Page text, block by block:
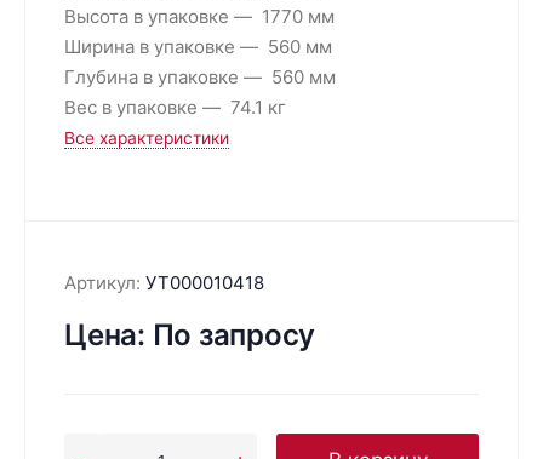
Высота в упаковке
1770 мм
Ширина в упаковке
560 мм
Глубина в упаковке
560 мм
Вес в упаковке
74.1 кг
Все характеристики
Артикул: УТ000010418
Цена: По запросу